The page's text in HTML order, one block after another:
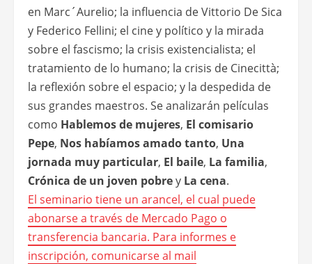
en Marc´Aurelio; la influencia de Vittorio De Sica
y Federico Fellini; el cine y político y la mirada
sobre el fascismo; la crisis existencialista; el
tratamiento de lo humano; la crisis de Cinecittà;
la reflexión sobre el espacio; y la despedida de
sus grandes maestros. Se analizarán películas
como Hablemos de mujeres, El comisario
Pepe, Nos habíamos amado tanto, Una
jornada muy particular, El baile, La familia,
Crónica de un joven pobrey La cena.
El seminario tiene un arancel, el cual puede
abonarse a través de Mercado Pago o
transferencia bancaria. Para informes e
inscripción, comunicarse al mail